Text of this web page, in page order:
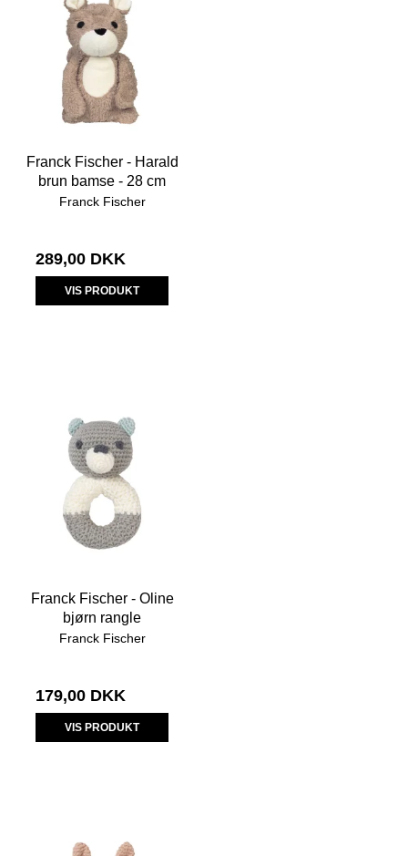
Franck Fischer - Harald
brun bamse - 28 cm
Franck Fischer
289,00 DKK
VIS PRODUKT
Franck Fischer - Oline
bjørn rangle
Franck Fischer
179,00 DKK
VIS PRODUKT